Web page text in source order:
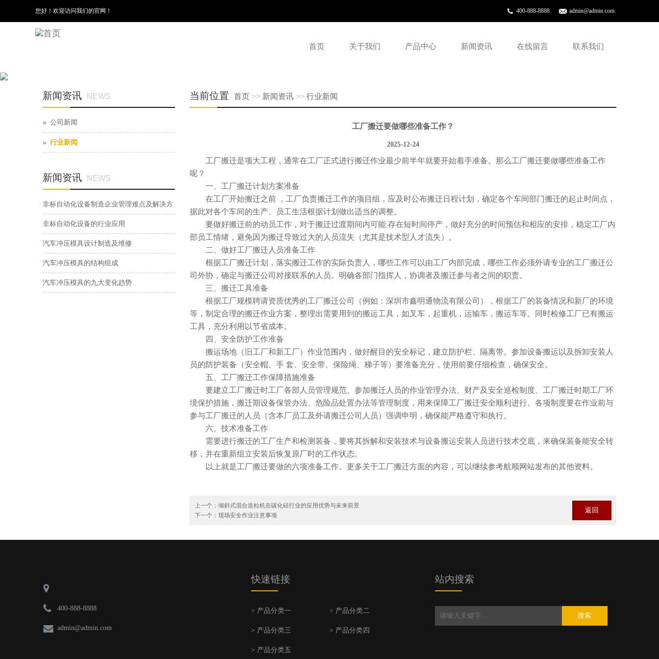
您好！欢迎访问我们的官网！ 400-888-8888 admin@admin.com
首页 关于我们 产品中心 新闻资讯 在线留言 联系我们
当前位置 首页 >> 新闻资讯 >> 行业新闻
工厂搬迁要做哪些准备工作？
2025-12-24
工厂搬迁是项大工程，通常在工厂正式进行搬迁作业最少前半年就要开始着手准备。那么工厂搬迁要做哪些准备工作
呢？
一、工厂搬迁计划方案准备
在工厂开始搬迁之前 ，工厂负责搬迁工作的项目组，应及时公布搬迁日程计划，确定各个车间部门搬迁的起止时间点，
据此对各个车间的生产、员工生活根据计划做出适当的调整。
要做好搬迁前的动员工作，对于搬迁过渡期间内可能 存在短时间停产，做好充分的时间预估和相应的安排，稳定工厂内
部员工情绪，避免因为搬迁导致过大的人员流失（尤其是技术型人才流失）。
二、做好工厂搬迁人员准备工作
根据工厂搬迁计划，落实搬迁工作的实际负责人，哪些工作可以由工厂内部完成，哪些工作必须外请专业的工厂搬迁公
司外协，确定与搬迁公司对接联系的人员。明确各部门指挥人，协调者及搬迁参与者之间的职责。
三、搬迁工具准备
根据工厂规模聘请资质优秀的工厂搬迁公司（例如：深圳市鑫明通物流有限公司），根据工厂的装备情况和新厂的环境
等，制定合理的搬迁作业方案，整理出需要用到的搬运工具，如叉车，起重机，运输车，搬运车等。同时检修工厂已有搬运
工具，充分利用以节省成本。
四、安全防护工作准备
搬运场地（旧工厂和新工厂）作业范围内，做好醒目的安全标记，建立防护栏、隔离带。参加设备搬运以及拆卸安装人
员的防护装备（安全帽、手 套、安全带、保险绳、梯子等）要准备充分，使用前要仔细检查，确保安全。
五、工厂搬迁工作保障措施准备
要建立工厂搬迁时工厂各部人员管理规范、参加搬迁人员的作业管理办法、财产及安全巡检制度、工厂搬迁时期工厂环
境保护措施，搬迁期设备保管办法、危险品处置办法等管理制度，用来保障工厂搬迁安全顺利进行。各项制度要在作业前与
参与工厂搬迁的人员（含本厂员工及外请搬迁公司人员）强调申明，确保能严格遵守和执行。
六、技术准备工作
需要进行搬迁的工厂生产和检测装备，要将其拆解和安装技术与设备搬运安装人员进行技术交底，来确保装备能安全转
移，并在重新组立安装后恢复原厂时的工作状态。
以上就是工厂搬迁要做的六项准备工作。更多关于工厂搬迁方面的内容，可以继续参考航顺网站发布的其他资料。
上一个： 倾斜式混合造粒机在碳化硅行业的应用优势与未来前景
下一个： 现场安全作业注意事项
返回
新闻资讯 NEWS
公司新闻
行业新闻
新闻资讯 NEWS
非标自动化设备制造企业管理难点及解决方
案
非标自动化设备的行业应用
汽车冲压模具设计制造及维修
汽车冲压模具的结构组成
汽车冲压模具的九大变化趋势
400-888-8888
admin@admin.com
快速链接
> 产品分类一 > 产品分类二
> 产品分类三 > 产品分类四
> 产品分类五
站内搜索
搜索